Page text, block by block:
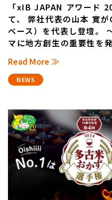
「xIB JAPAN アワード
て、 弊社代表の山本 寛
ベース）を代表し登壇
マに地方創生の重要性を
Read More ≫
NEWS